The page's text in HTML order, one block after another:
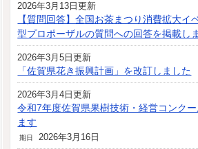
2026年3月13日更新
【質問回答】全国お茶まつり消費拡大イ
型プロポーザルの質問への回答を掲載し
2026年3月5日更新
「佐賀県花き振興計画」を改訂しました
2026年3月4日更新
令和7年度佐賀県果樹技術・経営コンク
ます
期日 2026年3月16日